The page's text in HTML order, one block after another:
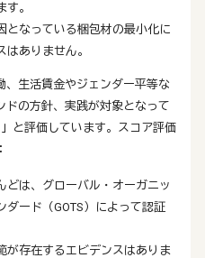
。
となっている梱包材の最小化に
ありません。
、生活賃金やジェンダー平等な
ドの方針、実践が対象となって
と評価しています。スコア評価
どは、グローバル・オーガニッ
ダード（GOTS）によって認証
が存在するエビデンスはありま